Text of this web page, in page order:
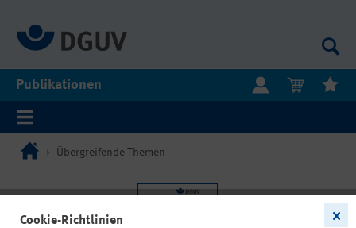
Publikationen
Übergreifende Themen
Cookie-Richtlinien